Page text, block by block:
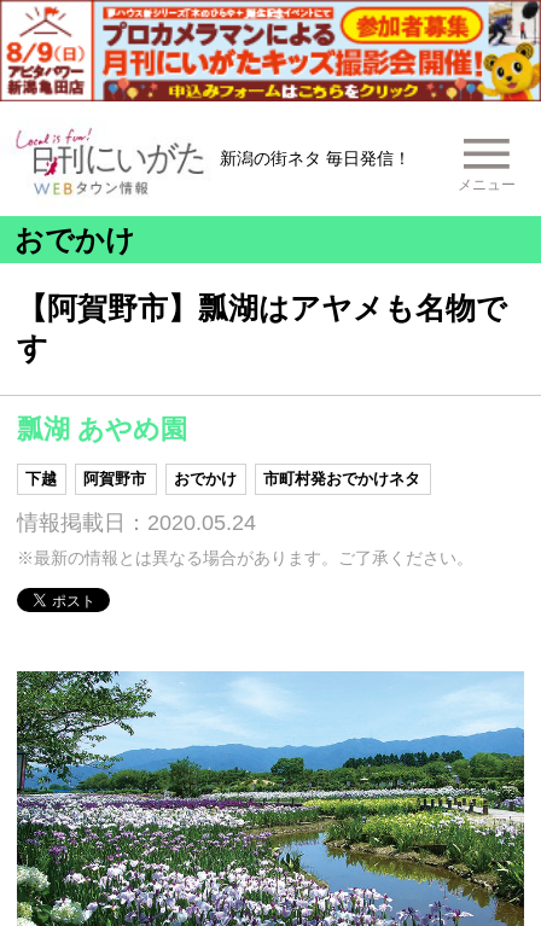
新潟の街ネタ 毎日発信！
メニュー
おでかけ
【阿賀野市】瓢湖はアヤメも名物で
す
瓢湖 あやめ園
下越 阿賀野市 おでかけ 市町村発おでかけネタ
情報掲載日：2020.05.24
※最新の情報とは異なる場合があります。ご了承ください。